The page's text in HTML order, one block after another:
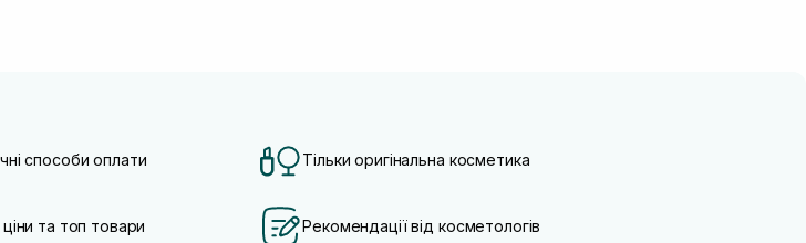
способи оплати Тільки оригінальна косметика
та топ товари Рекомендації від косметологів